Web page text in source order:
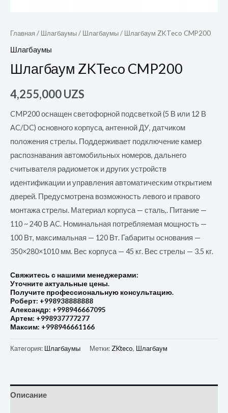
Главная / Шлагбаумы/ Шлагбаумы/ Шлагбаум ZKTeco CMP200
Шлагбаумы
Шлагбаум ZKTeco CMP200
4,255,000UZS
CMP200 оснащен светофорной подсветкой (5 В или 12 В
AC/DC) основного корпуса, антенной ДУ, датчиком
положения стрелы. Поддерживает подключение камер
распознавания автомобильных номеров, дальнего
считывателя радиометок и других устройств
идентификации и управления автоматическим открытием
дверей. Предусмотрена возможность левого и правого
монтажа стрелы. Материал корпуса — сталь,. Питание —
110 ~ 240 В AC. Номинальная потребляемая мощность —
100 Вт, максимальная — 120 Вт. Габариты основания —
350×280×1010 мм. Вес корпуса — 45 кг. Вес стрелы — 3.5 кг.
Свяжитесь с нашими менеджерами:
Уточните актуальные цены.
Получите профессиональную консультацию.
Роберт: +998938888888
Александр: +998946667095
Артем: +998937777277
Максим: +998946661166
Категория: Шлагбаумы Метки:ZKteco, Шлагбаум
Описание